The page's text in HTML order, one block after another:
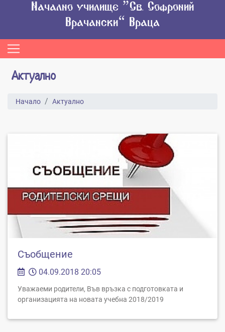
Начално училище “Св. Софроний
Врачански” Враца
Актуално
Начало Актуално
Съобщение
04.09.2018 20:05
Уважаеми родители, Във връзка с подготовката и
организацията на новата учебна 2018/2019